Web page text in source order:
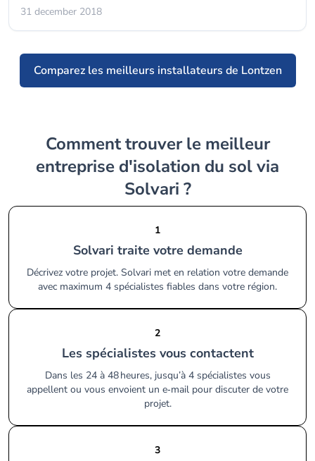
31 december 2018
Comparez les meilleurs installateurs de Lontzen
Comment trouver le meilleur
entreprise d'isolation du sol via
Solvari ?
1
Solvari traite votre demande
Décrivez votre projet. Solvari met en relation votre demande
avec maximum 4 spécialistes fiables dans votre région.
2
Les spécialistes vous contactent
Dans les 24 à 48 heures, jusqu’à 4 spécialistes vous
appellent ou vous envoient un e‑mail pour discuter de votre
projet.
3